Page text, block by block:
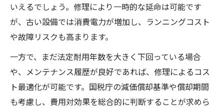
いえるでしょう。修理により一時的な延命は可能です
が、古い設備では消費電力が増加し、ランニングコスト
や故障リスクも高まります。
一方で、まだ法定耐用年数を大きく下回っている場合
や、メンテナンス履歴が良好であれば、修理によるコス
ト最適化が可能です。国税庁の減価償却基準や償却期間
も考慮し、費用対効果を総合的に判断することが求めら